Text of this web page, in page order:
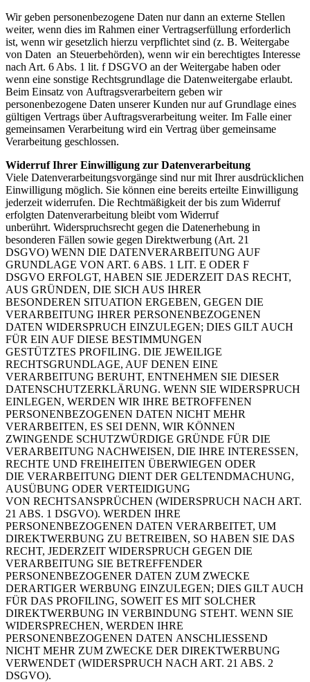
Wir geben personenbezogene Daten nur dann an externe Stellen
weiter, wenn dies im Rahmen einer Vertragserfüllung erforderlich
ist, wenn wir gesetzlich hierzu verpflichtet sind (z. B. Weitergabe
von Daten an Steuerbehörden), wenn wir ein berechtigtes Interesse
nach Art. 6 Abs. 1 lit. f DSGVO an der Weitergabe haben oder
wenn eine sonstige Rechtsgrundlage die Datenweitergabe erlaubt.
Beim Einsatz von Auftragsverarbeitern geben wir
personenbezogene Daten unserer Kunden nur auf Grundlage eines
gültigen Vertrags über Auftragsverarbeitung weiter. Im Falle einer
gemeinsamen Verarbeitung wird ein Vertrag über gemeinsame
Verarbeitung geschlossen.
Widerruf Ihrer Einwilligung zur Datenverarbeitung
Viele Datenverarbeitungsvorgänge sind nur mit Ihrer ausdrücklichen
Einwilligung möglich. Sie können eine bereits erteilte Einwilligung
jederzeit widerrufen. Die Rechtmäßigkeit der bis zum Widerruf
erfolgten Datenverarbeitung bleibt vom Widerruf
unberührt. Widerspruchsrecht gegen die Datenerhebung in
besonderen Fällen sowie gegen Direktwerbung (Art. 21
DSGVO) WENN DIE DATENVERARBEITUNG AUF
GRUNDLAGE VON ART. 6 ABS. 1 LIT. E ODER F
DSGVO ERFOLGT, HABEN SIE JEDERZEIT DAS RECHT,
AUS GRÜNDEN, DIE SICH AUS IHRER
BESONDEREN SITUATION ERGEBEN, GEGEN DIE
VERARBEITUNG IHRER PERSONENBEZOGENEN
DATEN WIDERSPRUCH EINZULEGEN; DIES GILT AUCH
FÜR EIN AUF DIESE BESTIMMUNGEN
GESTÜTZTES PROFILING. DIE JEWEILIGE
RECHTSGRUNDLAGE, AUF DENEN EINE
VERARBEITUNG BERUHT, ENTNEHMEN SIE DIESER
DATENSCHUTZERKLÄRUNG. WENN SIE WIDERSPRUCH
EINLEGEN, WERDEN WIR IHRE BETROFFENEN
PERSONENBEZOGENEN DATEN NICHT MEHR
VERARBEITEN, ES SEI DENN, WIR KÖNNEN
ZWINGENDE SCHUTZWÜRDIGE GRÜNDE FÜR DIE
VERARBEITUNG NACHWEISEN, DIE IHRE INTERESSEN,
RECHTE UND FREIHEITEN ÜBERWIEGEN ODER
DIE VERARBEITUNG DIENT DER GELTENDMACHUNG,
AUSÜBUNG ODER VERTEIDIGUNG
VON RECHTSANSPRÜCHEN (WIDERSPRUCH NACH ART.
21 ABS. 1 DSGVO). WERDEN IHRE
PERSONENBEZOGENEN DATEN VERARBEITET, UM
DIREKTWERBUNG ZU BETREIBEN, SO HABEN SIE DAS
RECHT, JEDERZEIT WIDERSPRUCH GEGEN DIE
VERARBEITUNG SIE BETREFFENDER
PERSONENBEZOGENER DATEN ZUM ZWECKE
DERARTIGER WERBUNG EINZULEGEN; DIES GILT AUCH
FÜR DAS PROFILING, SOWEIT ES MIT SOLCHER
DIREKTWERBUNG IN VERBINDUNG STEHT. WENN SIE
WIDERSPRECHEN, WERDEN IHRE
PERSONENBEZOGENEN DATEN ANSCHLIESSEND
NICHT MEHR ZUM ZWECKE DER DIREKTWERBUNG
VERWENDET (WIDERSPRUCH NACH ART. 21 ABS. 2
DSGVO).